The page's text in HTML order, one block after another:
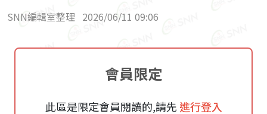
SNN編輯室整理 2026/06/11 09:06
會員限定
此區是限定會員閱讀的,請先 進行登入